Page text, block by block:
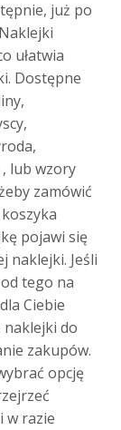
już po
ułatwia
Dostępne
lub wzory
zamówić
pojawi się
naklejki. Jeśli
tego na
Ciebie
naklejki do
zakupów.
opcję
w razie